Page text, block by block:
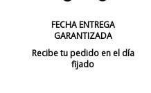
FECHA ENTREGA
GARANTIZADA
Recibe tu pedido en el día
fijado